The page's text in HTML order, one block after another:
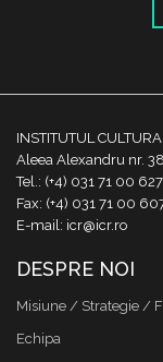
INSTITUTUL
Aleea Alexandru nr.
Tel.: (+4) 031 71 00
Fax: (+4) 031 71 00
E-mail: icr@icr.ro
DESPRE NOI
Misiune / Strategie /
Echipa